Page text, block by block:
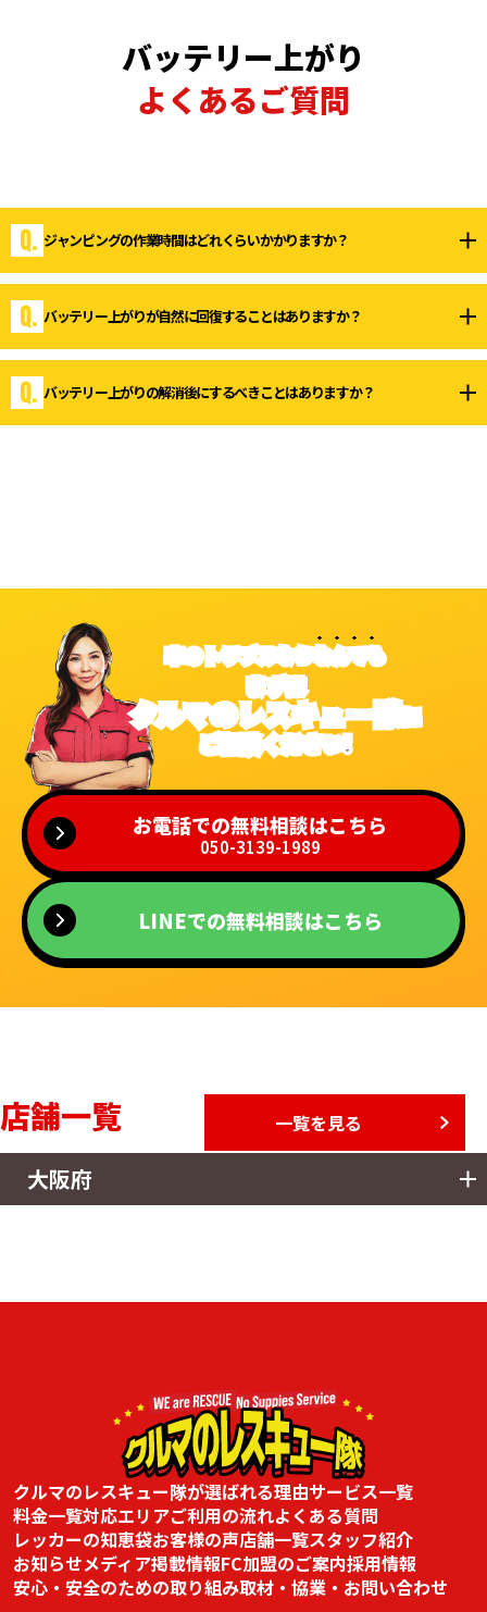
バッテリー上がり
よくあるご質問
ジャンピングの作業時間はどれくらいかかりますか？
普通車であれば約20分が目安です。大型車や輸入車の
場合は、さらにお時間をいただくことがあります。
バッテリー上がりが自然に回復することはありますか？
バッテリー上がりが自然に回復することはありませ
ん。そのまま放置すると劣化が進むため、早めの対処
をおすすめします。
バッテリー上がりの解消後​にするべきことはありますか？
車のトラブルならなんでも
まずは
クルマのレスキュー隊
に
ご相談ください!
お電話での無料相談はこちら
050-3139-1989
LINEでの無料相談はこちら
店舗一覧
大阪府
詳しく見る LINEで無料相談
〒570-0042 大阪府守口市寺方錦通1丁目1-15
電話番号
050-3139-1989
一覧を見る
クルマのレスキュー隊が選ばれる理由サービス一覧
料金一覧対応エリアご利用の流れよくある質問
レッカーの知恵袋お客様の声店舗一覧スタッフ紹介
お知らせメディア掲載情報FC加盟のご案内採用情報
安心・安全のための取り組み取材・協業・お問い合わせ